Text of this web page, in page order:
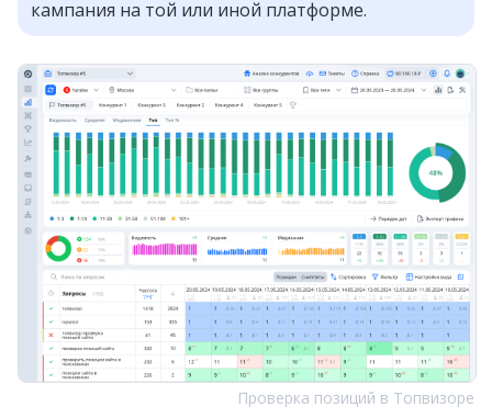
кампания на той или иной платформе.
Проверка позиций в Топвизоре